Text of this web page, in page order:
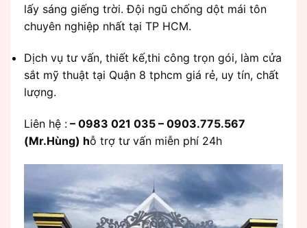
lấy sáng giếng trời. Đội ngũ chống dột mái tôn
chuyên nghiệp nhất tại TP HCM.
Dịch vụ tư vấn, thiết kế,thi công trọn gói, làm cửa
sắt mỹ thuật tại Quận 8 tphcm giá rẻ, uy tín, chất
lượng.
Liên hệ : – 0983 021 035 – 0903.775.567
(Mr.Hùng) hỗ trợ tư vấn miễn phí 24h